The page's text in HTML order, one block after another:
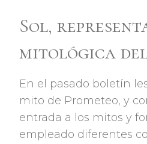
Sol,
mitológica
En el pasado boletín
mito de Prometeo, y
entrada a los mitos y
empleado diferentes